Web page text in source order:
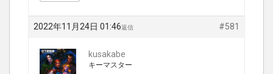
2022年11月24日 01:46 #581
返信
kusakabe
キーマスター